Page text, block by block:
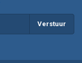
Verstuur